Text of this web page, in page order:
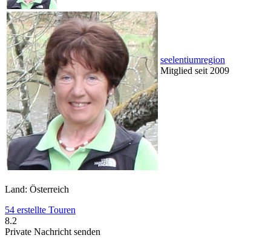
seelentiumregion
Mitglied seit 2009
Land: Österreich
54 erstellte Touren
8.2
Private Nachricht senden